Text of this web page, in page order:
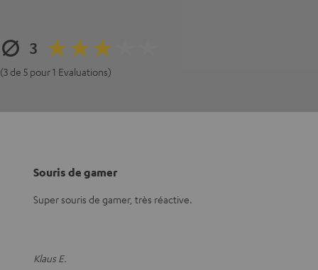
3
(3 de 5 pour 1 Evaluations)
Souris de gamer
Super souris de gamer, très réactive.
Klaus E.